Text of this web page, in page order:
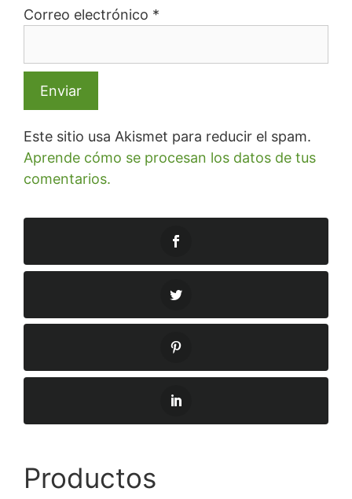
Correo electrónico *
Este sitio usa Akismet para reducir el spam.
Aprende cómo se procesan los datos de tus
comentarios.
Productos